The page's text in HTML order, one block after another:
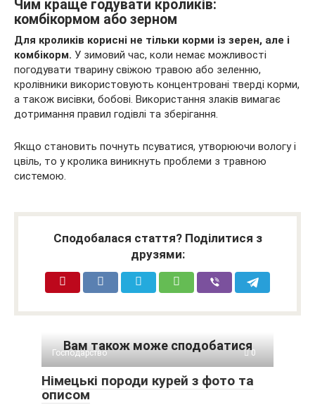
Чим краще годувати кроликів:
комбікормом або зерном
Для кроликів корисні не тільки корми із зерен, але і
комбікорм. У зимовий час, коли немає можливості
погодувати тварину свіжою травою або зеленню,
кролівники використовують концентровані тверді корми,
а також висівки, бобові. Використання злаків вимагає
дотримання правил годівлі та зберігання.
Якщо становить почнуть псуватися, утворюючи вологу і
цвіль, то у кролика виникнуть проблеми з травною
системою.
Сподобалася стаття? Поділитися з
друзями:
Вам також може сподобатися
Господарство 0
Німецькі породи курей з фото та
описом